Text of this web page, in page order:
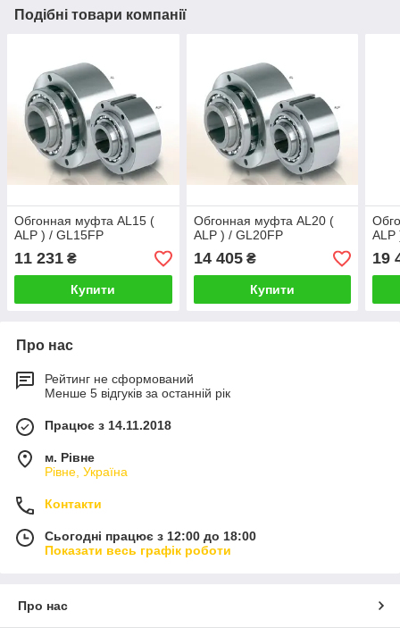
Подібні товари компанії
Обгонная муфта AL15 (
ALP ) / GL15FP
11 231 ₴
Купити
Обгонная муфта AL20 (
ALP ) / GL20FP
14 405₴
Купити
ALP
19
Про нас
Рейтинг не сформований
Менше 5 відгуків за останній рік
Працює з 14.11.2018
м. Рівне
Рівне, Україна
Контакти
Сьогодні працює з 12:00 до 18:00
Показати весь графік роботи
Про нас